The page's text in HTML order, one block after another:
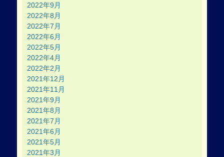
2022年9月
2022年8月
2022年7月
2022年6月
2022年5月
2022年4月
2022年2月
2021年12月
2021年11月
2021年9月
2021年8月
2021年7月
2021年6月
2021年5月
2021年3月